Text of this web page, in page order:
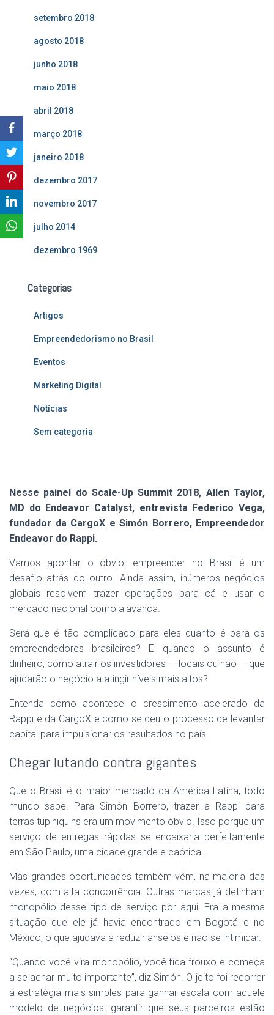
setembro 2018
agosto 2018
junho 2018
maio 2018
abril 2018
março 2018
janeiro 2018
dezembro 2017
novembro 2017
julho 2014
dezembro 1969
Categorias
Artigos
Empreendedorismo no Brasil
Eventos
Marketing Digital
Notícias
Sem categoria
Nesse painel do Scale-Up Summit 2018, Allen Taylor,
MD do Endeavor Catalyst, entrevista Federico Vega,
fundador da CargoX e Simón Borrero, Empreendedor
Endeavor do Rappi.
Vamos apontar o óbvio: empreender no Brasil é um
desafio atrás do outro. Ainda assim, inúmeros negócios
globais resolvem trazer operações para cá e usar o
mercado nacional como alavanca.
Será que é tão complicado para eles quanto é para os
empreendedores brasileiros? E quando o assunto é
dinheiro, como atrair os investidores — locais ou não — que
ajudarão o negócio a atingir níveis mais altos?
Entenda como acontece o crescimento acelerado da
Rappi e da CargoX e como se deu o processo de levantar
capital para impulsionar os resultados no país.
Chegar lutando contra gigantes
Que o Brasil é o maior mercado da América Latina, todo
mundo sabe. Para Simón Borrero, trazer a Rappi para
terras tupiniquins era um movimento óbvio. Isso porque um
serviço de entregas rápidas se encaixaria perfeitamente
em São Paulo, uma cidade grande e caótica.
Mas grandes oportunidades também vêm, na maioria das
vezes, com alta concorrência. Outras marcas já detinham
monopólio desse tipo de serviço por aqui. Era a mesma
situação que ele já havia encontrado em Bogotá e no
México, o que ajudava a reduzir anseios e não se intimidar.
“Quando você vira monopólio, você fica frouxo e começa
a se achar muito importante”, diz Simón. O jeito foi recorrer
à estratégia mais simples para ganhar escala com aquele
modelo de negócios: garantir que seus parceiros estão